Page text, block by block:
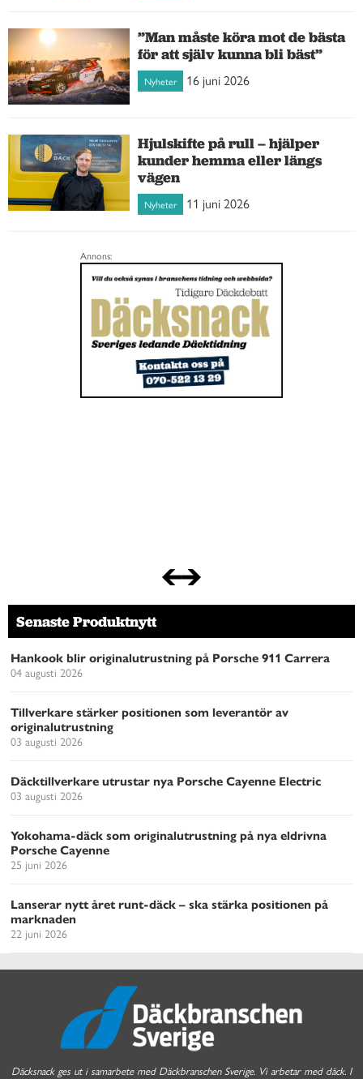
”Man måste köra mot de bästa
för att själv kunna bli bäst”
Nyheter 16 juni 2026
Hjulskifte på rull – hjälper
kunder hemma eller längs
vägen
Nyheter 11 juni 2026
Annons:
Senaste Produktnytt
Hankook blir originalutrustning på Porsche 911 Carrera
04 augusti 2026
Tillverkare stärker positionen som leverantör av
originalutrustning
03 augusti 2026
Däcktillverkare utrustar nya Porsche Cayenne Electric
03 augusti 2026
Yokohama-däck som originalutrustning på nya eldrivna
Porsche Cayenne
25 juni 2026
Lanserar nytt året runt-däck – ska stärka positionen på
marknaden
22 juni 2026
Däcksnack ges ut i samarbete med Däckbranschen Sverige. Vi arbetar med däck. I